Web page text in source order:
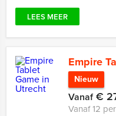
LEES MEER
Empire
Nieuw
Vanaf€
Vanaf 12